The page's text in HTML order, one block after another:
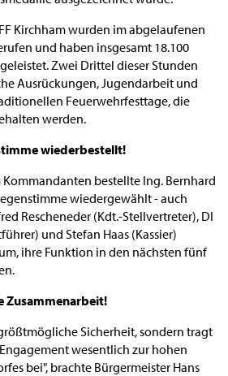
Kirchham wurden im abgelaufenen
und haben insgesamt 18.100
Zwei Drittel dieser Stunden
Ausrückungen, Jugendarbeit und
Feuerwehrfesttage, die
werden.
wiederbestellt!
Kommandanten bestellte Ing. Bernhard
wiedergewählt - auch
Rescheneder (Kdt.-Stellvertreter), DI
und Stefan Haas (Kassier)
ihre Funktion in den nächsten fünf
Zusammenarbeit!
Sicherheit, sondern tragt
wesentlich zur hohen
bei", brachte Bürgermeister Hans